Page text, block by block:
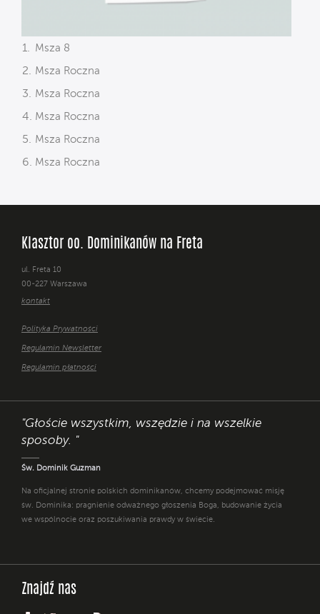
Msza 8
Msza Roczna
Msza Roczna
Msza Roczna
Msza Roczna
Msza Roczna
Klasztor oo. Dominikanów na Freta
ul. Freta 10
00-227 Warszawa
kontakt
Polityka Prywatności
Regulamin Newsletter
Regulamin płatności
"Głoście wszystkim, wszędzie i na wszelkie
sposoby. "
Św. Dominik Guzman
Na oficjalnej stronie polskich dominikanów, chcemy podejmować misję
św. Dominika: pragnienie odważnego głoszenia Boga, budowanie życia
we wspólnocie oraz poszukiwania prawdy w świecie.
Znajdź nas